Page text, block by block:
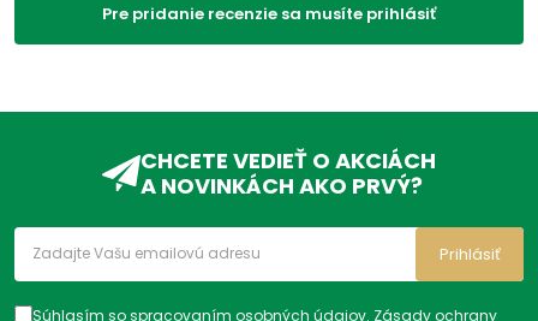
Kategórie: Krytie,TM,Ostatné,
Produkty,Obväzy
ZPA02CC,
Pre pridanie recenzie sa musíte prihlásiť
CHCETE VEDIEŤ O AKCIÁCH
A NOVINKÁCH AKO PRVÝ?
Súhlasím so spracovaním osobných údajov. Zásady ochrany
Prihlásiť